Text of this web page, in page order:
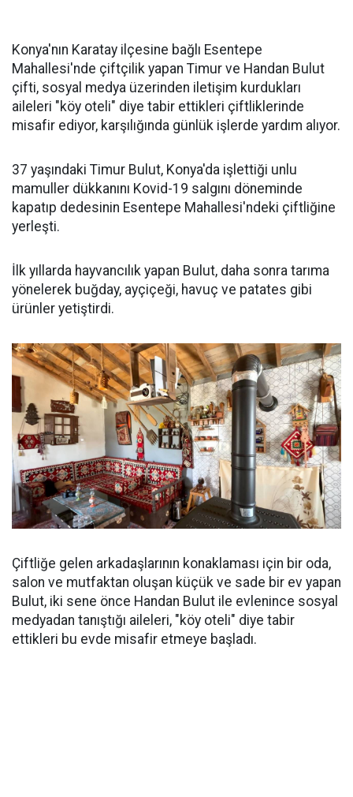
Konya'nın Karatay ilçesine bağlı Esentepe
Mahallesi'nde çiftçilik yapan Timur ve Handan Bulut
çifti, sosyal medya üzerinden iletişim kurdukları
aileleri "köy oteli" diye tabir ettikleri çiftliklerinde
misafir ediyor, karşılığında günlük işlerde yardım alıyor.
37 yaşındaki Timur Bulut, Konya'da işlettiği unlu
mamuller dükkanını Kovid-19 salgını döneminde
kapatıp dedesinin Esentepe Mahallesi'ndeki çiftliğine
yerleşti.
İlk yıllarda hayvancılık yapan Bulut, daha sonra tarıma
yönelerek buğday, ayçiçeği, havuç ve patates gibi
ürünler yetiştirdi.
Çiftliğe gelen arkadaşlarının konaklaması için bir oda,
salon ve mutfaktan oluşan küçük ve sade bir ev yapan
Bulut, iki sene önce Handan Bulut ile evlenince sosyal
medyadan tanıştığı aileleri, "köy oteli" diye tabir
ettikleri bu evde misafir etmeye başladı.